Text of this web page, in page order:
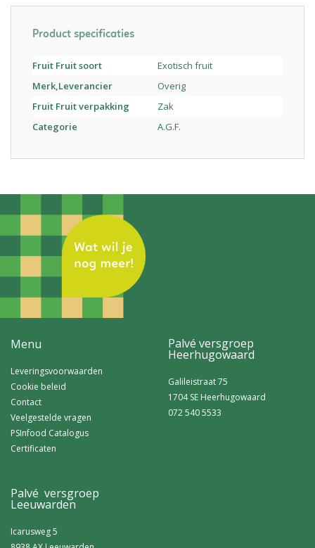
Product specificaties
Fruit Fruit soort
Exotisch fruit
Merk,Leverancier
Overig
Fruit Fruit verpakking
Zak
Categorie
A.G.F.
Menu
Leveringsvoorwaarden
Cookie beleid
Contact
Veelgestelde vragen
PSInfood Catalogus
Certificaten
Palvé versgroep
Heerhugowaard
Galileistraat 75
1704 SE Heerhugowaard
072 540 5533
Palvé versgroep
Leeuwarden
Icarusweg 5